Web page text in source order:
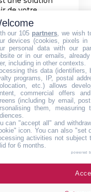
de votre
vous
de ce type de
les droits
la
vous
de votre
risques
our 105 partners , we wish
devices (cookies, pixels
personal data with our
or in our emails,
including in other contexts.
this data (identifiers,
programs, IP, postal
etc.) allows
commercial offers
(including by email,
them, measuring
can "accept all" and
icon . You can also "set
activities not subject
for 6 months.
powered